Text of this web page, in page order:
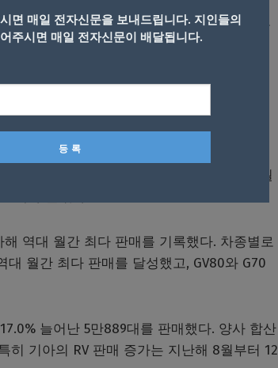
6월에 이은 역대 월간 최다 판매 기록을 또
가하며 판매 호조세를 이어갔다.
판매하며 호조세를 유지한 것으로 나타났
달 4135대가 팔리며 두 달 연속 월간 최다
다. 니로 EV는 신차 효과에 힘입어 전년 동월
대가 팔렸다.
역대 월간 최다 판매를 기록했다. 차종별로
월간 최다 판매를 달성했고, GV80와 G70
늘어난 5만889대를 판매했다. 양사 합산
히 기아의 RV 판매 증가는 지난해 8월부터 12
면 매일 전자신문을 보내드립니다. 지인들의
주시면 매일 전자신문이 배달됩니다.